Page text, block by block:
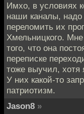
Имхо, в условиях
наши каналы, надо
переломить их
Хмельницкого.
того, что она
переписке
тоже выучил, хотя
У них какой-то
патриотизм.
Jason8 »